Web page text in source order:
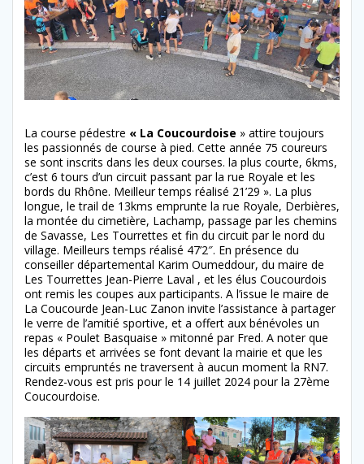
La course pédestre « La Coucourdoise » attire toujours
les passionnés de course à pied. Cette année 75 coureurs
se sont inscrits dans les deux courses. la plus courte, 6kms,
c’est 6 tours d’un circuit passant par la rue Royale et les
bords du Rhône. Meilleur temps réalisé 21’29 ». La plus
longue, le trail de 13kms emprunte la rue Royale, Derbières,
la montée du cimetière, Lachamp, passage par les chemins
de Savasse, Les Tourrettes et fin du circuit par le nord du
village. Meilleurs temps réalisé 47’2″. En présence du
conseiller départemental Karim Oumeddour, du maire de
Les Tourrettes Jean-Pierre Laval , et les élus Coucourdois
ont remis les coupes aux participants. A l’issue le maire de
La Coucourde Jean-Luc Zanon invite l’assistance à partager
le verre de l’amitié sportive, et a offert aux bénévoles un
repas « Poulet Basquaise » mitonné par Fred. A noter que
les départs et arrivées se font devant la mairie et que les
circuits empruntés ne traversent à aucun moment la RN7.
Rendez-vous est pris pour le 14 juillet 2024 pour la 27ème
Coucourdoise.